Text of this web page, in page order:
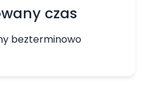
czas
bezterminowo